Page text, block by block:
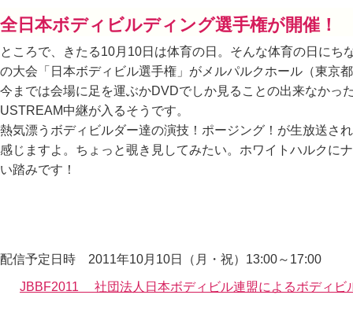
全日本ボディビルディング選手権が開催！
ところで、きたる10月10日は体育の日。そんな体育の日にち
の大会「日本ボディビル選手権」がメルパルクホール（東京
今までは会場に足を運ぶかDVDでしか見ることの出来なかっ
USTREAM中継が入るそうです。
熱気漂うボディビルダー達の演技！ポージング！が生放送さ
感じますよ。ちょっと覗き見してみたい。ホワイトハルクに
い踏みです！
配信予定日時 2011年10月10日（月・祝）13:00～17:00
JBBF2011 社団法人日本ボディビル連盟によるボディビ